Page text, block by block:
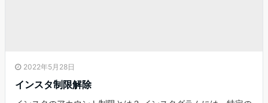
2022年5月28日
インスタ制限解除